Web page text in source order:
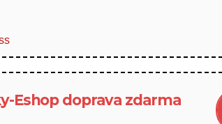
Eshop doprava zdarma